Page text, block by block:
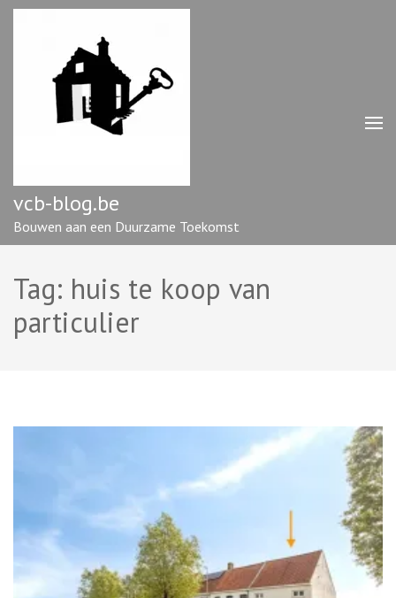
Ga
vcb-blog.be
Bouwen aan een Duurzame Toekomst
Tag: huis te koop van
particulier